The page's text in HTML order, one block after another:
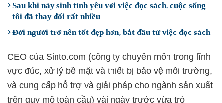
Sau khi nảy sinh tình yêu với việc đọc sách, cuộc sống
tôi đã thay đổi rất nhiều
Đời người trở nên tốt đẹp hơn, bắt đầu từ việc đọc sách
CEO của Sinto.com (công ty chuyên môn trong lĩnh
vực đúc, xử lý bề mặt và thiết bị bảo vệ môi trường,
và cung cấp hỗ trợ và giải pháp cho ngành sản xuất
trên quy mô toàn cầu) vài ngày trước vừa trò